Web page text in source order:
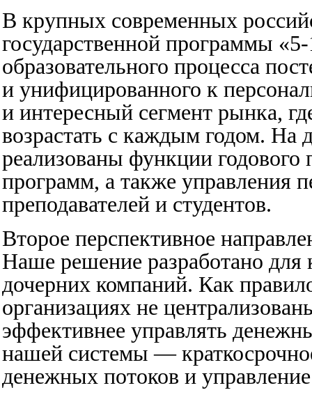
В крупных современных
государственной программы
образовательного процесса
и унифицированного к
и интересный сегмент рынка,
возрастать с каждым годом.
реализованы функции годового
программ, а также управления
преподавателей и студентов.
Второе перспективное
Наше решение разработано
дочерних компаний. Как
организациях не
эффективнее управлять
нашей системы —
денежных потоков и